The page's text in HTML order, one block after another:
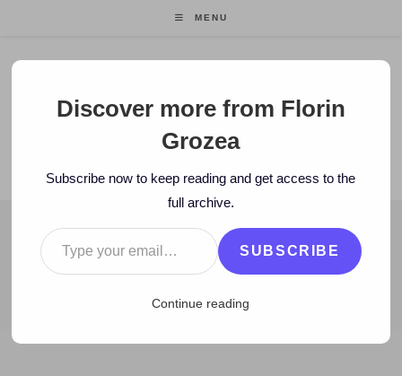
MENU
Florin Grozea
ENTREPRENEUR. FOUNDER/CEO MOCAPP.
BLOG
2008 > January > 25 > Zi de zi > Midem – Cannes
Discover more from Florin
Grozea
Subscribe now to keep reading and get access to the
full archive.
Type your email…
SUBSCRIBE
Continue reading